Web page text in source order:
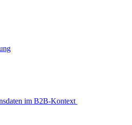
im B2B-Kontext